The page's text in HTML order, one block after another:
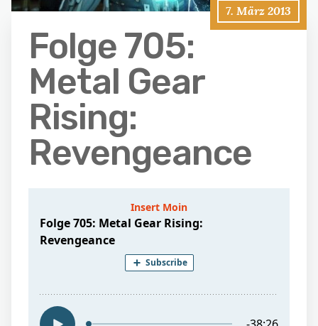
7. März 2013
Folge 705:
Metal Gear
Rising:
Revengeance